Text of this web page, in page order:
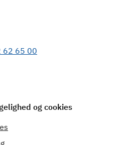
62 65 00
og cookies